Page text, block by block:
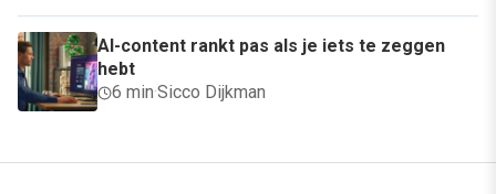
AI-content rankt pas als je iets te zeggen
hebt
6 min·Sicco Dijkman